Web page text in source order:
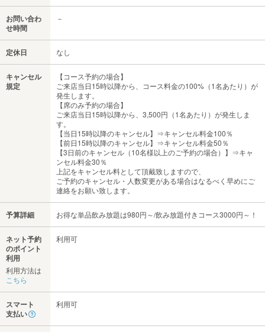
お問い合わ
せ時間
－
定休日 なし
キャンセル
規定
【コース予約の場合】
ご来店当日15時以降から、コース料金の100%（1名あたり）が
発生します。
【席のみ予約の場合】
ご来店当日15時以降から、3,500円（1名あたり）が発生しま
す。
【当日15時以降のキャンセル】⇒キャンセル料金100％
【前日15時以降のキャンセル】⇒キャンセル料金50％
【3日前のキャンセル（10名様以上のご予約の場合）】⇒キャ
ンセル料金30％
上記をキャンセル料として頂戴致しますので、
ご予約のキャンセル・人数変更がある場合はなるべく早めにご
連絡をお願い致します。
予算詳細 お得な単品飲み放題は980円～/飲み放題付きコース3000円～！
ネット予約
のポイント
利用
利用方法は
こちら
利用可
スマート
支払い
利用可